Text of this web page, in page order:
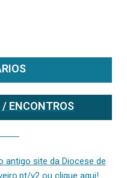
/ ENCONTROS
antigo site da Diocese de
v2 ou clique aqui!